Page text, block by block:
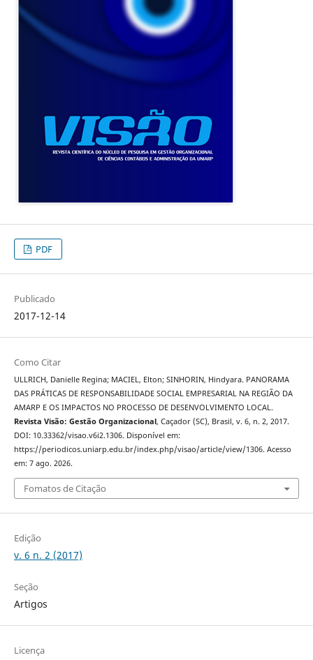
PDF
Publicado
2017-12-14
Como Citar
ULLRICH, Danielle Regina; MACIEL, Elton; SINHORIN, Hindyara. PANORAMA
DAS PRÁTICAS DE RESPONSABILIDADE SOCIAL EMPRESARIAL NA REGIÃO DA
AMARP E OS IMPACTOS NO PROCESSO DE DESENVOLVIMENTO LOCAL.
Revista Visão: Gestão Organizacional, Caçador (SC), Brasil, v. 6, n. 2, 2017.
DOI: 10.33362/visao.v6i2.1306. Disponível em:
https://periodicos.uniarp.edu.br/index.php/visao/article/view/1306. Acesso
em: 7 ago. 2026.
Fomatos de Citação
Edição
v. 6 n. 2 (2017)
Seção
Artigos
Licença